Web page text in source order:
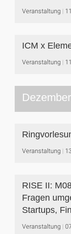
Veranstaltung
ICM x
Veranstaltung
Veranstaltung
RISE II:
Fragen
Startups,
Veranstaltung